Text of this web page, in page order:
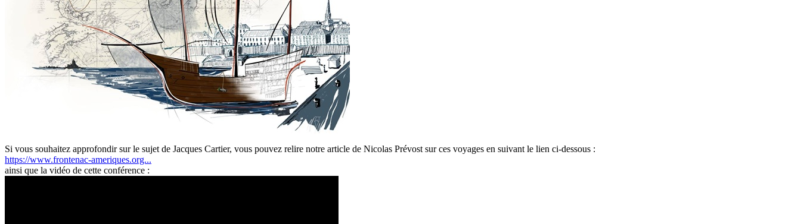
Si vous souhaitez approfondir sur le sujet de Jacques Cartier, vous pouvez relire notre article de Nicolas Prévost sur ces voyages en suivant le lien ci-dessous :
https://www.frontenac-ameriques.org...
ainsi que la vidéo de cette conférence :